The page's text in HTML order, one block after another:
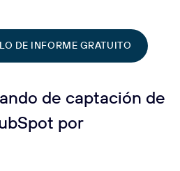
DE INFORME GRATUITO
de captación de
por